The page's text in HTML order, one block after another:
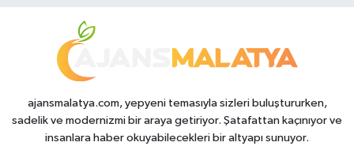
ajansmalatya.com, yepyeni temasıyla sizleri buluştururken,
sadelik ve modernizmi bir araya getiriyor. Şatafattan kaçınıyor ve
insanlara haber okuyabilecekleri bir altyapı sunuyor.